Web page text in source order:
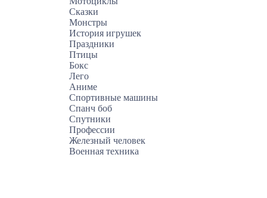
Сказки
Монстры
История игрушек
Праздники
Птицы
Бокс
Лего
Аниме
Спортивные машины
Спанч боб
Спутники
Профессии
Железный человек
Военная техника